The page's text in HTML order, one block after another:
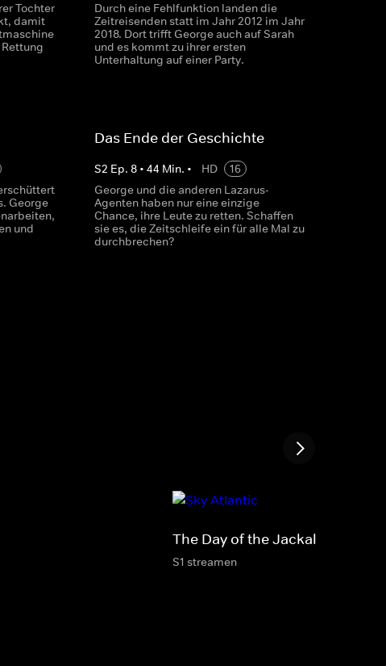
Tochter
damit
Durch eine Fehlfunktion landen die
Zeitreisenden statt im Jahr 2012 im Jahr
2018. Dort trifft George auch auf Sarah
und es kommt zu ihrer ersten
Unterhaltung auf einer Party.
George
und
Das Ende der Geschichte
S2 Ep. 8• 44 Min. • HD
16
George und die anderen Lazarus-
Agenten haben nur eine einzige
Chance, ihre Leute zu retten. Schaffen
sie es, die Zeitschleife ein für alle Mal zu
durchbrechen?
The Day of the Jackal
S1 streamen